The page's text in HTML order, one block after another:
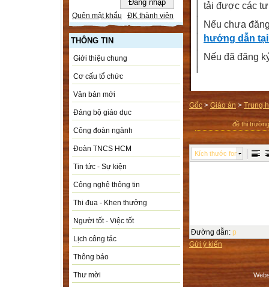
Quên mật khẩu ĐK thành viên
THÔNG TIN
Giới thiệu chung
Cơ cấu tổ chức
Văn bản mới
Đảng bộ giáo dục
Công đoàn ngành
Đoàn TNCS HCM
Tin tức - Sự kiện
Công nghệ thông tin
Thi đua - Khen thưởng
Người tốt - Việc tốt
Lịch công tác
Thông báo
Thư mời
tải được các
Nếu chưa
hướng dẫn
Nếu đã đăng
Gốc > Giáo án > Trung
đề thi
Kích thước font
Đường dẫn: p
Gửi ý kiến